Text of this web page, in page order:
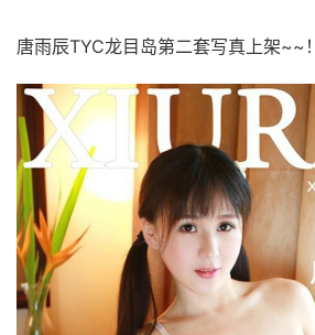
唐雨辰TYC龙目岛第二套写真上架~~！